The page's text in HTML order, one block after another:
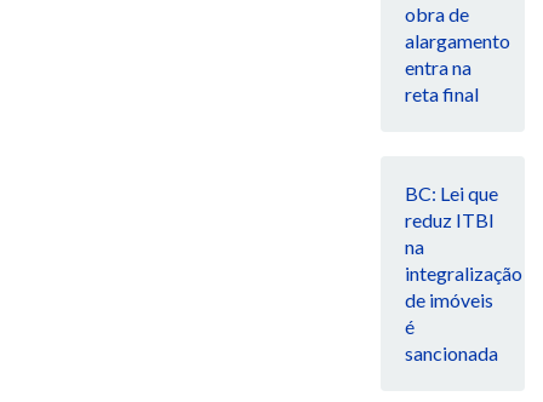
obra de
alargamento
entra na
reta final
BC: Lei que
reduz ITBI
na
integralização
de imóveis
é
sancionada